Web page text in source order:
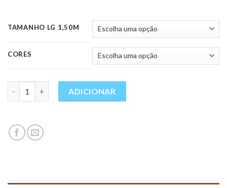
TAMANHO LG 1,50M
CORES
ADICIONAR